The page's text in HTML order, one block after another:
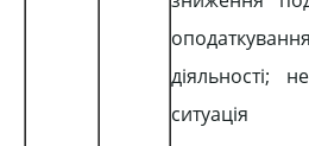
діяльності;
ситуація